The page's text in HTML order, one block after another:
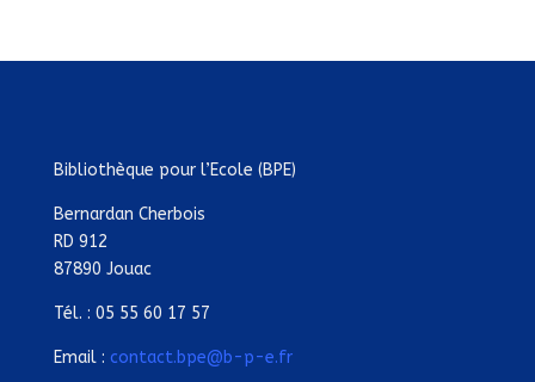
Bibliothèque pour l’Ecole (BPE)
Bernardan Cherbois
RD 912
87890 Jouac
Tél. : 05 55 60 17 57
Email : contact.bpe@b-p-e.fr